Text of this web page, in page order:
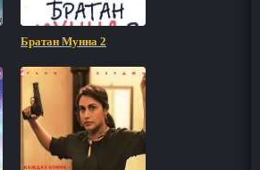
Братан Мунна 2